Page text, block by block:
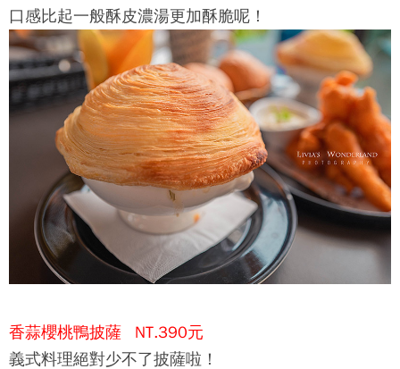
口感比起一般酥皮濃湯更加酥脆呢！
香蒜櫻桃鴨披薩 NT.390元
義式料理絕對少不了披薩啦！